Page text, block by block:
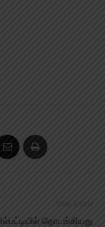
Next article
தொடங்கியது